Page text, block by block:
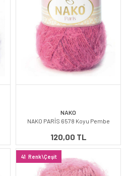
NAKO
NAKO PARİS 6578 Koyu Pembe
120,00 TL
41 Renk\Çeşit